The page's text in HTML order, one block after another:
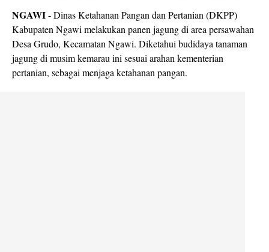
NGAWI- Dinas Ketahanan Pangan dan Pertanian (DKPP)
Kabupaten Ngawi melakukan panen jagung di area persawahan
Desa Grudo, Kecamatan Ngawi. Diketahui budidaya tanaman
jagung di musim kemarau ini sesuai arahan kementerian
pertanian, sebagai menjaga ketahanan pangan.